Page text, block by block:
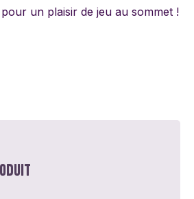
un plaisir de jeu au sommet !